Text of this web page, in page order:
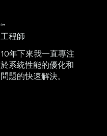
Joe
工程師
10年下來我一直專注
於系統性能的優化和
問題的快速解決。